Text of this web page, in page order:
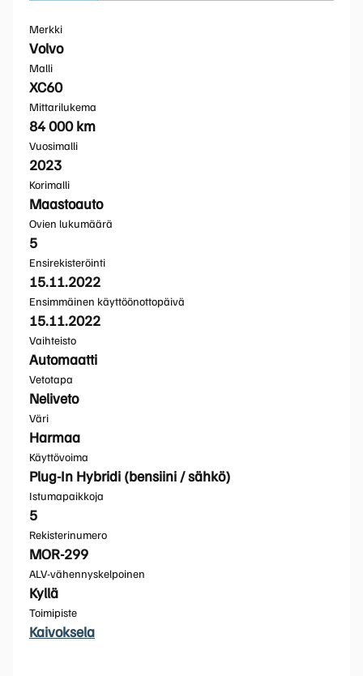
Merkki
Volvo
Malli
XC60
Mittarilukema
84 000 km
Vuosimalli
2023
Korimalli
Maastoauto
Ovien lukumäärä
5
Ensirekisteröinti
15.11.2022
Ensimmäinen käyttöönottopäivä
15.11.2022
Vaihteisto
Automaatti
Vetotapa
Neliveto
Väri
Harmaa
Käyttövoima
Plug-In Hybridi (bensiini / sähkö)
Istumapaikkoja
5
Rekisterinumero
MOR-299
ALV-vähennyskelpoinen
Kyllä
Toimipiste
Kaivoksela